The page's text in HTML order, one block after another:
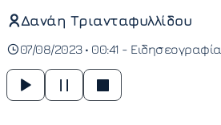
Δανάη Τριανταφυλλίδου
07/08/2023 • 00:41 - Ειδησεογραφία